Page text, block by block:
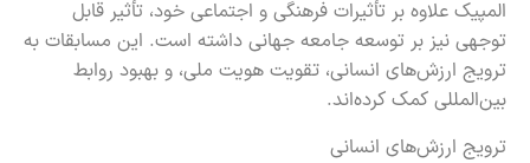
المپیک علاوه بر تأثیرات فرهنگی و اجتماعی خود، تأثیر قابل
توجهی نیز بر توسعه جامعه جهانی داشته است. این مسابقات به
ترویج ارزش‌های انسانی، تقویت هویت ملی، و بهبود روابط
بین‌المللی کمک کرده‌اند.
ترویج ارزش‌های انسانی